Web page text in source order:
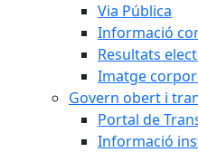
Via Pública
Informació
Resultats
Imatge
Govern obert i
Portal de
Informació